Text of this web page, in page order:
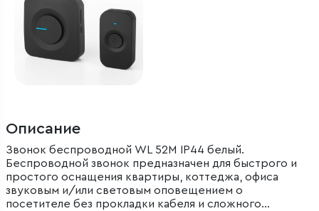
Описание
Звонок беспроводной WL 52M IP44 белый.
Беспроводной звонок предназначен для быстрого и
простого оснащения квартиры, коттеджа, офиса
звуковым и/или световым оповещением о
посетителе без прокладки кабеля и сложного